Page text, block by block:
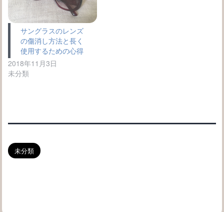
サングラスのレンズ
の傷消し方法と長く
使用するための心得
2018年11月3日
未分類
未分類